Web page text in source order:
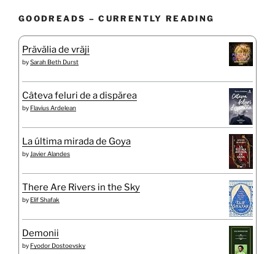
GOODREADS – CURRENTLY READING
Prăvălia de vrăji
bySarah Beth Durst
Câteva feluri de a dispărea
by Flavius Ardelean
La última mirada de Goya
by Javier Alandes
There Are Rivers in the Sky
by Elif Shafak
Demonii
by Fyodor Dostoevsky